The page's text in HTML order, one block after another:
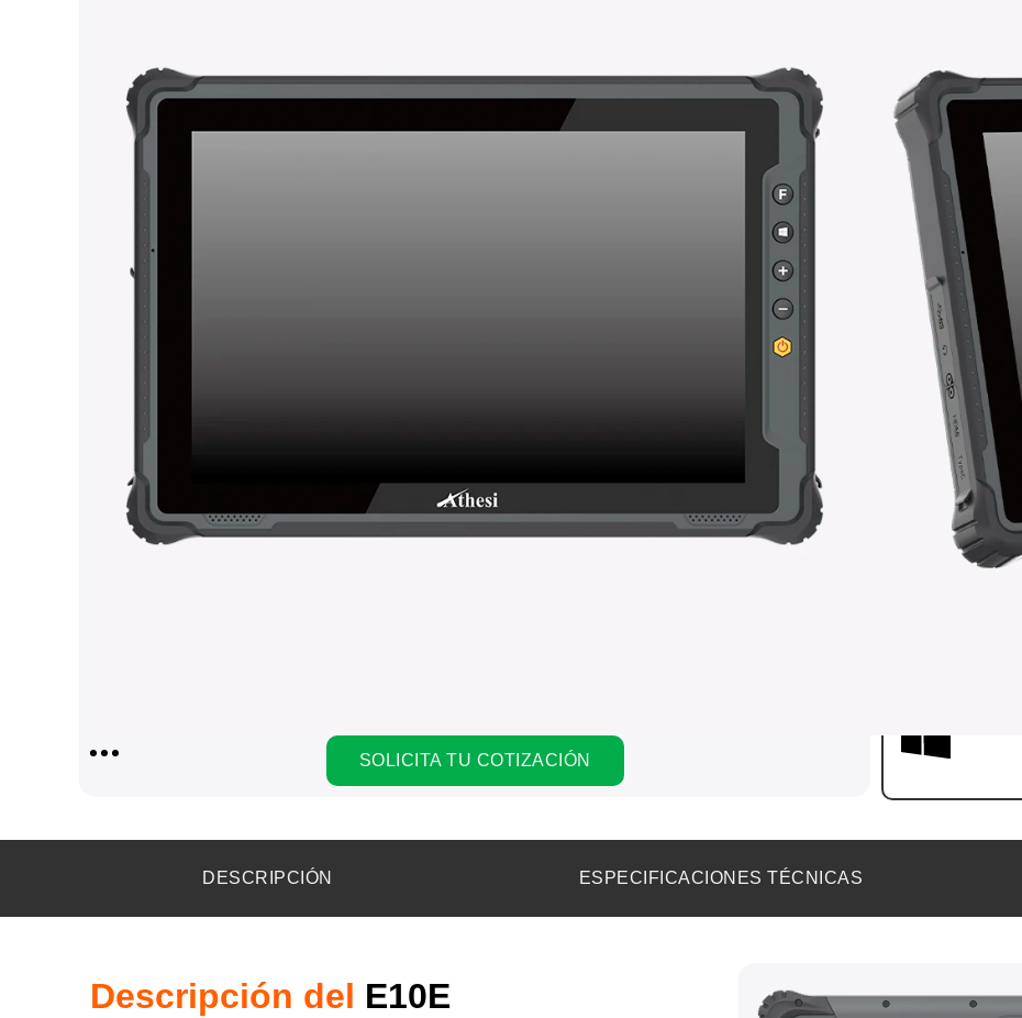
SOLICITA TU COTIZACIÓN
Conoce las
autonomía.
Tablet robusta
Intel Celeron
ultrabrillante
almacén.
Pantalla
de 10
Intel
DESCRIPCIÓN ESPECIFICACIONES TÉCNICAS
Descripción del E10E